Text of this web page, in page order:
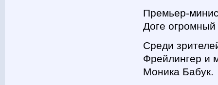
Премьер-
Доге огромный
Среди
Фрейлингер и
Моника Бабук.